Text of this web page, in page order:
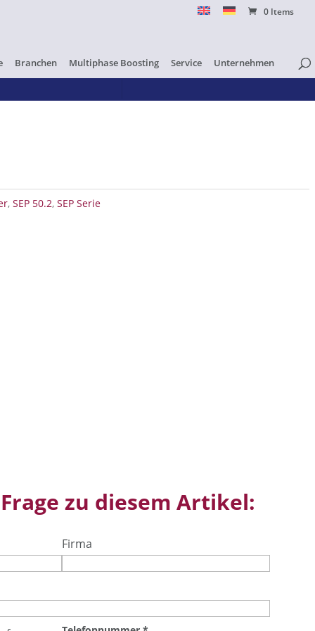
0 Items
Branchen Multiphase Boosting Service Unternehmen
,SEP 50.2,SEP Serie
zu diesem Artikel:
Firma